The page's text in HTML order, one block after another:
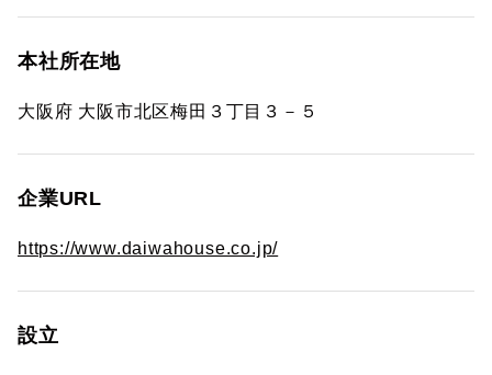
本社所在地
大阪府 大阪市北区梅田３丁目３－５
企業URL
https://www.daiwahouse.co.jp/
設立